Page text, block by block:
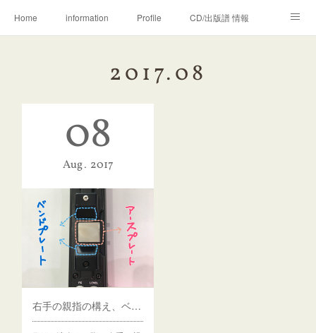
Home information Profile CD/出版譜 情報
WORKS (ご依頼の方へ)
2017.08
08
Aug 2017
右手の親指の構え、ベンド